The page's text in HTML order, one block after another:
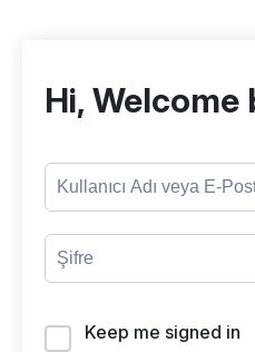
Hi, Welcome
Keep me signed in